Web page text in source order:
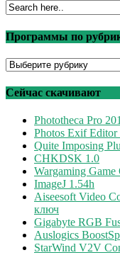
Программы по
Программы
рубрикам
Сейчас скачивают
Phototheca Pro
Photos Exif Editor
Quite Imposing
CHKDSK 1.0
Wargaming Game
ImageJ 1.54h
Aiseesoft Video
ключ
Gigabyte RGB
Auslogics
StarWind V2V